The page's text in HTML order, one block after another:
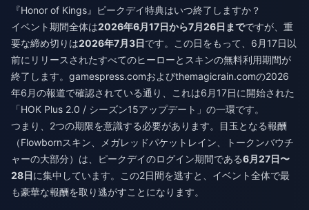
『Honor of Kings』ピークデイ特典はいつ終了しますか？
イベント期間全体は2026年6月17日から7月26日までですが、重
要な締め切りは2026年7月3日です。この日をもって、6月17日以
前にリリースされたすべてのヒーローとスキンの無料利用期間が
終了します。gamespress.comおよびthemagicrain.comの2026
年6月の報道で確認されている通り、これは6月17日に開始された
「HOK Plus 2.0 / シーズン15アップデート」の一環です。
つまり、2つの期限を意識する必要があります。目玉となる報酬
（Flowbornスキン、メガレッドパケットレイン、トークンバウチ
ャーの大部分）は、ピークデイのログイン期間である6月27日〜
28日に集中しています。この2日間を逃すと、イベント全体で最
も豪華な報酬を取り逃がすことになります。